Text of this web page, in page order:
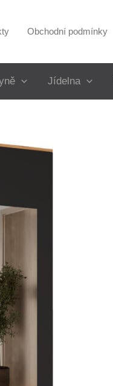
Obchodní podmínky
Jídelna